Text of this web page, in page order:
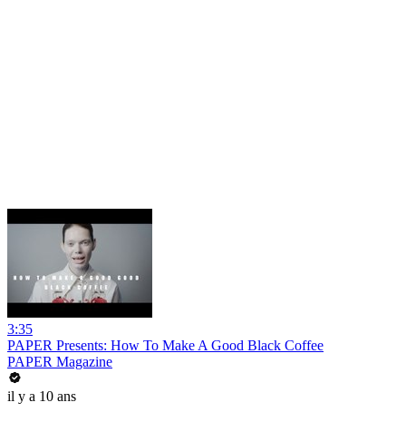
3:35
PAPER Presents: How To Make A Good Black Coffee
PAPER Magazine
il y a 10 ans